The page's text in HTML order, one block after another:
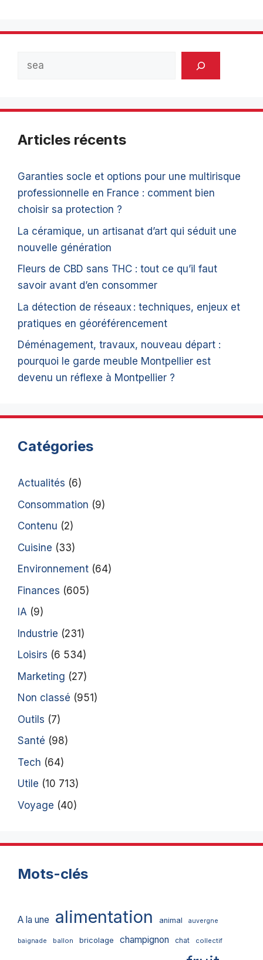
Articles récents
Garanties socle et options pour une multirisque
professionnelle en France : comment bien
choisir sa protection ?
La céramique, un artisanat d’art qui séduit une
nouvelle génération
Fleurs de CBD sans THC : tout ce qu’il faut
savoir avant d’en consommer
La détection de réseaux : techniques, enjeux et
pratiques en géoréférencement
Déménagement, travaux, nouveau départ :
pourquoi le garde meuble Montpellier est
devenu un réflexe à Montpellier ?
Catégories
Actualités (6)
Consommation (9)
Contenu (2)
Cuisine (33)
Environnement (64)
Finances (605)
IA (9)
Industrie (231)
Loisirs (6 534)
Marketing (27)
Non classé (951)
Outils (7)
Santé (98)
Tech (64)
Utile (10 713)
Voyage (40)
Mots-clés
A la une alimentation animal auvergne
baignade ballon bricolage champignon chat collectif